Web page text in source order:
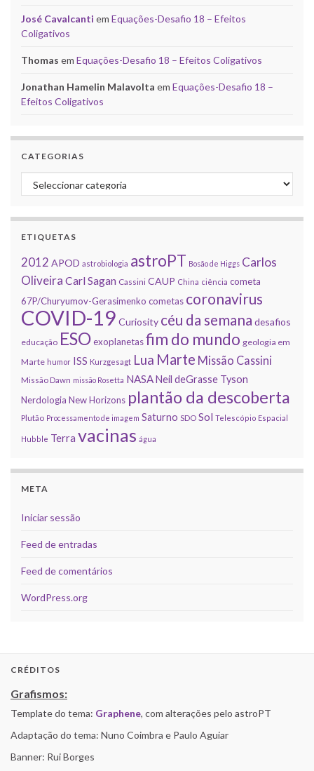
José Cavalcanti em Equações-Desafio 18 – Efeitos
Coligativos
Thomas em Equações-Desafio 18 – Efeitos Coligativos
Jonathan Hamelin Malavolta em Equações-Desafio 18 –
Efeitos Coligativos
CATEGORIAS
Categorias
ETIQUETAS
2012 APOD astrobiologia astroPT Bosão de Higgs Carlos
Oliveira Carl Sagan Cassini CAUP China ciência cometa
67P/Churyumov-Gerasimenko cometas coronavirus
COVID-19 Curiosity céu da semana desafios
educação ESOexoplanetasfim do mundo geologia em
Marte humor ISS Kurzgesagt Lua Marte Missão Cassini
Missão Dawn missão Rosetta NASANeil deGrasse Tyson
Nerdologia New Horizons plantão da descoberta
Plutão Processamento de imagem Saturno SDO Sol Telescópio Espacial
Hubble Terra vacinas água
META
Iniciar sessão
Feed de entradas
Feed de comentários
WordPress.org
CRÉDITOS
Grafismos:
Template do tema: Graphene, com alterações pelo astroPT
Adaptação do tema: Nuno Coimbra e Paulo Aguiar
Banner: Rui Borges